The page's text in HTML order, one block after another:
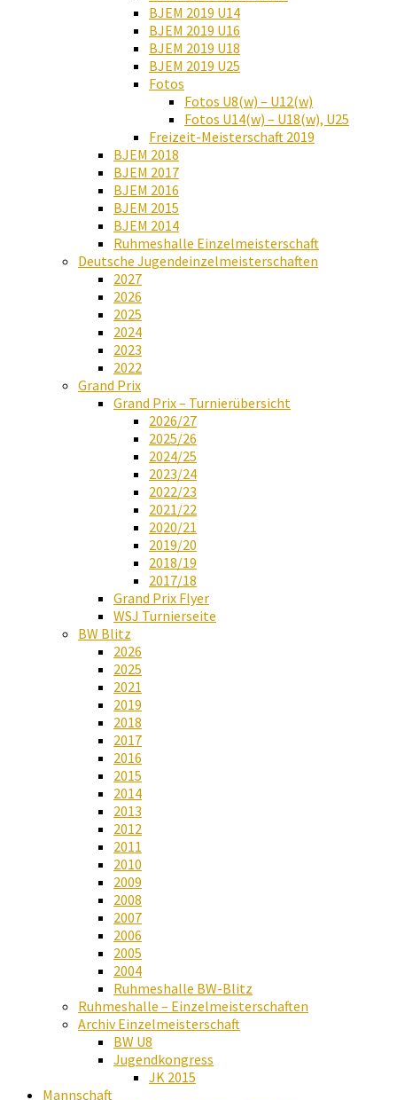
BJEM 2019 U14
BJEM 2019 U16
BJEM 2019 U18
BJEM 2019 U25
Fotos
Fotos U8(w) – U12(w)
Fotos U14(w) – U18(w), U25
Freizeit-Meisterschaft 2019
BJEM 2018
BJEM 2017
BJEM 2016
BJEM 2015
BJEM 2014
Ruhmeshalle Einzelmeisterschaft
Deutsche Jugendeinzelmeisterschaften
2027
2026
2025
2024
2023
2022
Grand Prix
Grand Prix – Turnierübersicht
2026/27
2025/26
2024/25
2023/24
2022/23
2021/22
2020/21
2019/20
2018/19
2017/18
Grand Prix Flyer
WSJ Turnierseite
BW Blitz
2026
2025
2021
2019
2018
2017
2016
2015
2014
2013
2012
2011
2010
2009
2008
2007
2006
2005
2004
Ruhmeshalle BW-Blitz
Ruhmeshalle – Einzelmeisterschaften
Archiv Einzelmeisterschaft
BW U8
Jugendkongress
JK 2015
Mannschaft